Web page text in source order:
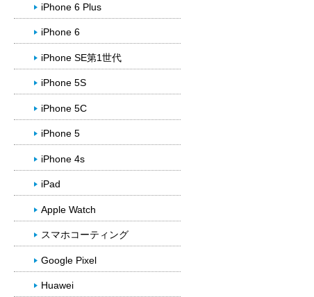
iPhone 6 Plus
iPhone 6
iPhone SE第1世代
iPhone 5S
iPhone 5C
iPhone 5
iPhone 4s
iPad
Apple Watch
スマホコーティング
Google Pixel
Huawei